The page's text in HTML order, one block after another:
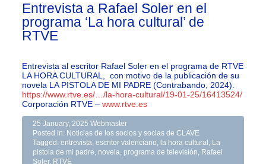
Entrevista a Rafael Soler en el
programa ‘La hora cultural’ de
RTVE
Entrevista al escritor Rafael Soler en el programa de RTVE
LA HORA CULTURAL, con motivo de la publicación de su
novela LA PISTOLA DE MI PADRE (Contrabando, 2024).
https://www.rtve.es/…/la-hora-cultural/19-01-25/16413524/
Corporación RTVE –www.rtve.es
25 January, 2025 Webmaster
Posted in: Noticias de los socios y socias de CLAVE
Tagged:entrevista ,escritor valenciano la hora cultural
La
pistola de mi padre
novela programa de televisión
Rafael
Soler, RTVE